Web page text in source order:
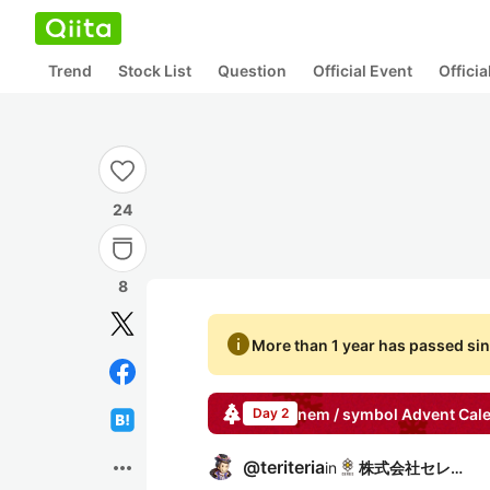
Trend Stock List Question Official Event
24
8
more_horiz
infoMore than 1 year has passed
Day 2 nem / symbol Advent
@teriteriain 株式会社セレス